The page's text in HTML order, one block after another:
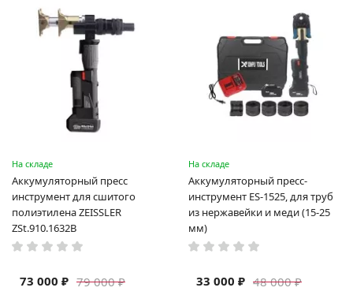
На складе
Аккумуляторный пресс
инструмент для сшитого
полиэтилена ZEISSLER
ZSt.910.1632B
79 000 ₽
73 000 ₽
На складе
Аккумуляторный пресс-
инструмент ES-1525, для труб
из нержавейки и меди (15-25
мм)
48 000 ₽
33 000 ₽